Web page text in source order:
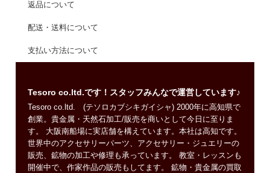
返品について
配送・送料について
支払い方法について
Tesoro co.ltd.です！スタッフみんなで運営しています♪
Tesoro co.ltd. (テソロカブシキガイシャ) 2000年に高知県で
創業。貴金属・天然石加工/販売を商いとして今日に至りま
す。 大阪南船場に実店舗を構えています。本社は高知です。
世界中のアクセサリーパーツ、アクセサリー・ジュエリーの
販売、鉱物の加工や修理も承っています。 教室・レッスンも
開催中で、作家作品の販売もしてます。 鉱物・貴金属の買取